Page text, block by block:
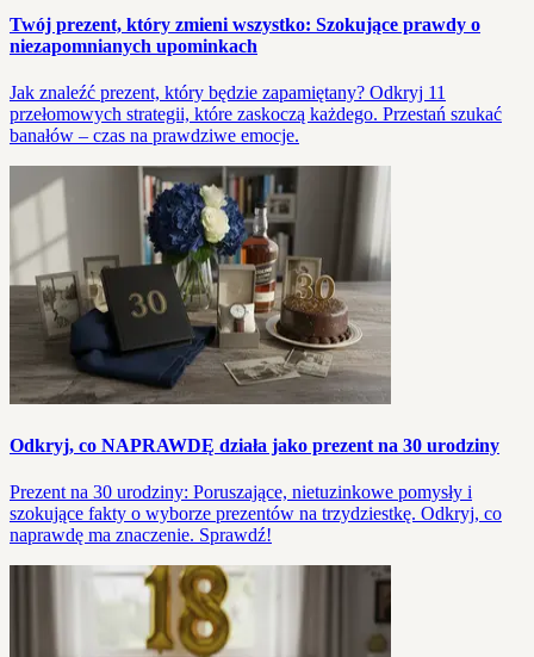
Twój prezent, który zmieni wszystko: Szokujące prawdy o
niezapomnianych upominkach
Jak znaleźć prezent, który będzie zapamiętany? Odkryj 11
przełomowych strategii, które zaskoczą każdego. Przestań szukać
banałów – czas na prawdziwe emocje.
Odkryj, co NAPRAWDĘ działa jako prezent na 30 urodziny
Prezent na 30 urodziny: Poruszające, nietuzinkowe pomysły i
szokujące fakty o wyborze prezentów na trzydziestkę. Odkryj, co
naprawdę ma znaczenie. Sprawdź!